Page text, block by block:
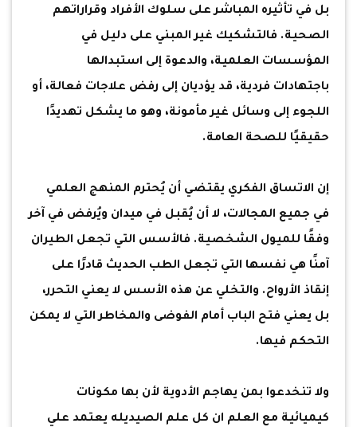
بل في تأثيره المباشر على سلوك الأفراد وقراراتهم
الصحية. فالتشكيك غير المبني على دليل في
المؤسسات العلمية، والدعوة إلى استبدالها
باجتهادات فردية، قد يؤديان إلى رفض علاجات فعالة، أو
اللجوء إلى وسائل غير مأمونة، وهو ما يشكل تهديدًا
حقيقيًا للصحة العامة.
إن الاتساق الفكري يقتضي أن يُحترم المنهج العلمي
في جميع المجالات، لا أن يُقبل في ميدان ويُرفض في آخر
وفقًا للميول الشخصية. فالأسس التي تجعل الطيران
آمنًا هي نفسها التي تجعل الطب الحديث قادرًا على
إنقاذ الأرواح. والتخلي عن هذه الأسس لا يعني التحرر،
بل يعني فتح الباب أمام الفوضى والمخاطر التي لا يمكن
التحكم فيها.
ولا تنخدعوا بمن يهاجم الأدوية لأن بها مكونات
كيميائية مع العلم ان كل علم الصيديله يعتمد علي